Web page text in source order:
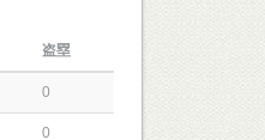
盗塁
0
0